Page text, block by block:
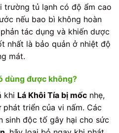
trường tủ lạnh có độ ẩm cao
nếu bao bì không hoàn
tác dụng và khiến dược
nhất là bảo quản ở nhiệt độ
mát.
dùng được không?
khi Lá Khôi Tía bị mốc nhẹ,
triển của vi nấm. Các
sinh độc tố gây hại cho sức